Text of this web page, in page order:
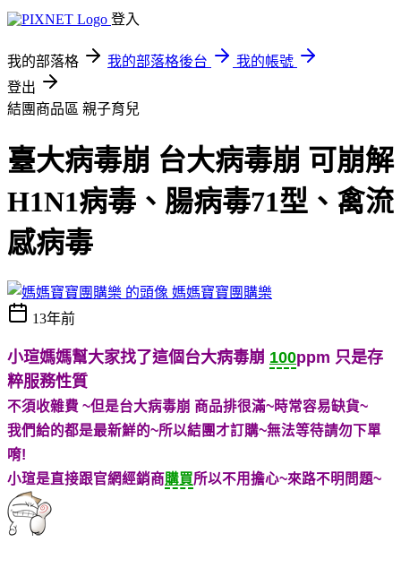
登入
我的部落格 我的部落格後台
我的帳號
登出
結團商品區 親子育兒
臺大病毒崩 台大病毒崩 可崩解
H1N1病毒、腸病毒71型、禽流
感病毒
媽媽寶寶團購樂
13年前
小瑄媽媽幫大家找了這個台大病毒崩 100ppm 只是存
粹服務性質
不須收雜費 ~但是台大病毒崩 商品排很滿~時常容易缺貨~
我們給的都是最新鮮的~所以結團才訂購~無法等待請勿下單
唷!
小瑄是直接跟官網經銷商購買所以不用擔心~來路不明問題~